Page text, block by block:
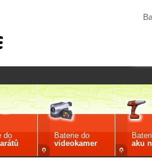
do
Baterie do
videokamer
aku